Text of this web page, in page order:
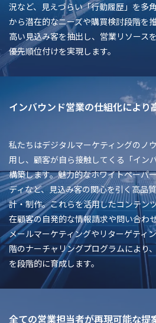
況など、見えづらい「行動履歴」を多
から潜在的なニーズや購買検討段階を
高い見込み客を抽出し、営業リソース
優先順位付けを実現します。
インバウンド営業の仕組化により
私たちはデジタルマーケティングのノ
用し、顧客が自ら接触してくる「イン
構築します。魅力的なホワイトペーパ
ディなど、見込み客の関心を引く高品
計・制作。これらを活用したコンテン
在顧客の自発的な情報請求や問い合わ
メールマーケティングやリターゲティ
階のナーチャリングプログラムにより
を段階的に育成します。
全ての営業担当者が再現可能な提